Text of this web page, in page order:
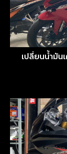
เปลี่ยนน้ำมั